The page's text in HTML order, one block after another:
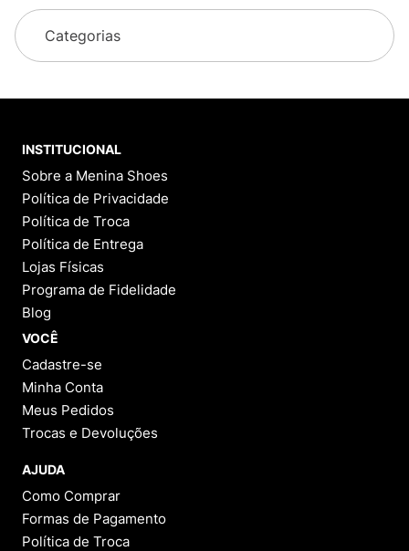
Categorias
INSTITUCIONAL
Sobre a Menina Shoes
Política de Privacidade
Política de Troca
Política de Entrega
Lojas Físicas
Programa de Fidelidade
Blog
VOCÊ
Cadastre-se
Minha Conta
Meus Pedidos
Trocas e Devoluções
AJUDA
Como Comprar
Formas de Pagamento
Política de Troca